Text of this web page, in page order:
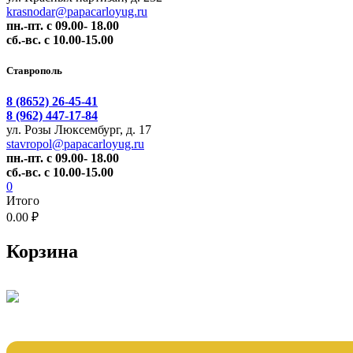
krasnodar@papacarloyug.ru
пн.-пт. с 09.00- 18.00
сб.-вс. с 10.00-15.00
Ставрополь
8 (8652) 26-45-41
8 (962) 447-17-84
ул. Розы Люксембург, д. 17
stavropol@papacarloyug.ru
пн.-пт. с 09.00- 18.00
сб.-вс. с 10.00-15.00
0
Итого
0.00 ₽
Корзина